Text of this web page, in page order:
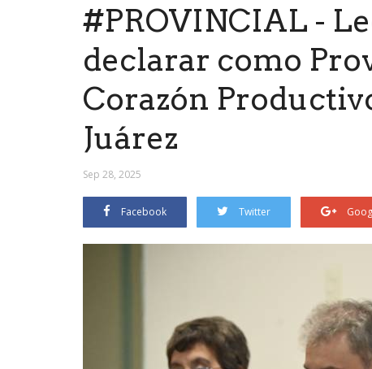
#PROVINCIAL -
declarar como
Corazón
Juárez
Sep 28, 2025
Facebook Twitter